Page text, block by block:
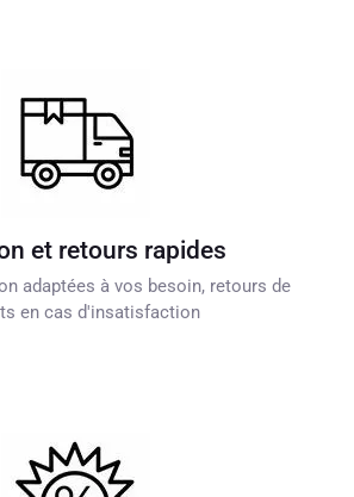
et retours rapides
adaptées à vos besoin, retours de
en cas d'insatisfaction